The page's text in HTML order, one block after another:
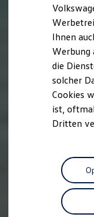
Mehr zum
California
California
California
Unternehmen
Ihnen
Werbung
die
solcher
Cookies
ist,
Dritten